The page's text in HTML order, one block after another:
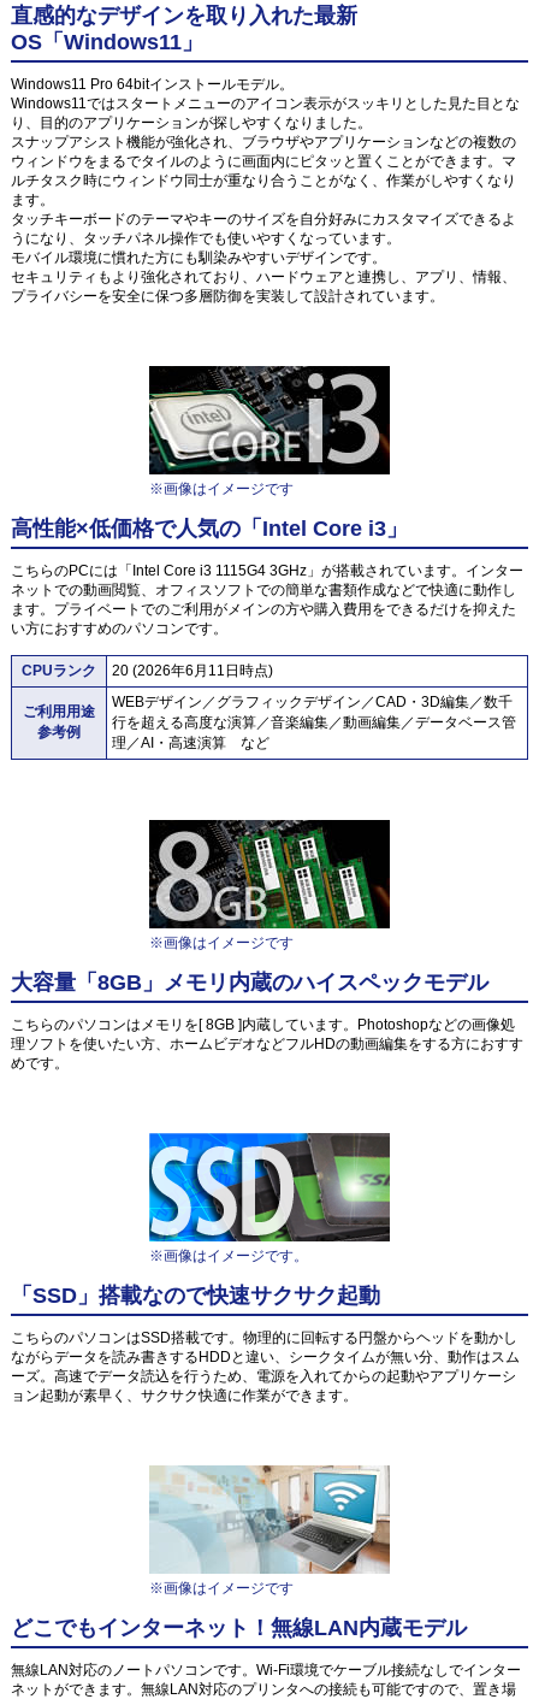
直感的なデザインを取り入れた最新
OS「Windows11」
Windows11 Pro 64bitインストールモデル。
Windows11ではスタートメニューのアイコン表示がスッキリとした見た目とな
り、目的のアプリケーションが探しやすくなりました。
スナップアシスト機能が強化され、ブラウザやアプリケーションなどの複数の
ウィンドウをまるでタイルのように画面内にピタッと置くことができます。マ
ルチタスク時にウィンドウ同士が重なり合うことがなく、作業がしやすくなり
ます。
タッチキーボードのテーマやキーのサイズを自分好みにカスタマイズできるよ
うになり、タッチパネル操作でも使いやすくなっています。
モバイル環境に慣れた方にも馴染みやすいデザインです。
セキュリティもより強化されており、ハードウェアと連携し、アプリ、情報、
プライバシーを安全に保つ多層防御を実装して設計されています。
※画像はイメージです
高性能×低価格で人気の「Intel Core i3」
こちらのPCには「Intel Core i3 1115G4 3GHz」が搭載されています。インター
ネットでの動画閲覧、オフィスソフトでの簡単な書類作成などで快適に動作し
ます。プライベートでのご利用がメインの方や購入費用をできるだけを抑えた
い方におすすめのパソコンです。
CPUランク 20 (2026年6月11日時点)
ご利用用途
参考例
WEBデザイン／グラフィックデザイン／CAD・3D編集／数千
行を超える高度な演算／音楽編集／動画編集／データベース管
理／AI・高速演算 など
※画像はイメージです
大容量「8GB」メモリ内蔵のハイスペックモデル
こちらのパソコンはメモリを[ 8GB ]内蔵しています。Photoshopなどの画像処
理ソフトを使いたい方、ホームビデオなどフルHDの動画編集をする方におすす
めです。
※画像はイメージです。
「SSD」搭載なので快速サクサク起動
こちらのパソコンはSSD搭載です。物理的に回転する円盤からヘッドを動かし
ながらデータを読み書きするHDDと違い、シークタイムが無い分、動作はスム
ーズ。高速でデータ読込を行うため、電源を入れてからの起動やアプリケーシ
ョン起動が素早く、サクサク快適に作業ができます。
※画像はイメージです
どこでもインターネット！無線LAN内蔵モデル
無線LAN対応のノートパソコンです。Wi-Fi環境でケーブル接続なしでインター
ネットができます。無線LAN対応のプリンタへの接続も可能ですので、置き場